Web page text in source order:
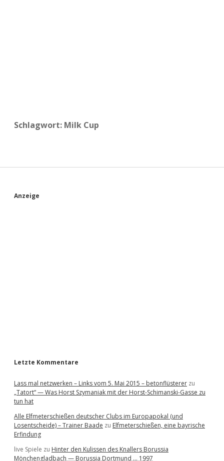
Schlagwort: Milk Cup
S
Anzeige
Letzte Kommentare
Lass mal netzwerken – Links vom 5. Mai 2015 – betonflüsterer zu
„Tatort“ — Was Horst Szymaniak mit der Horst-Schimanski-Gasse zu
tun hat
Alle Elfmeterschießen deutscher Clubs im Europapokal (und
Losentscheide) – Trainer Baade zu Elfmeterschießen, eine bayrische
Erfindung
live Spiele zu Hinter den Kulissen des Knallers Borussia
Mönchengladbach — Borussia Dortmund … 1997